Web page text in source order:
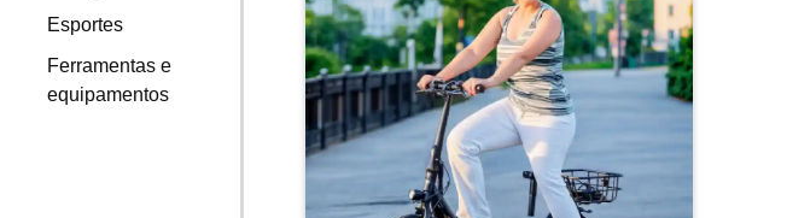
Esportes
Ferramentas e
equipamentos